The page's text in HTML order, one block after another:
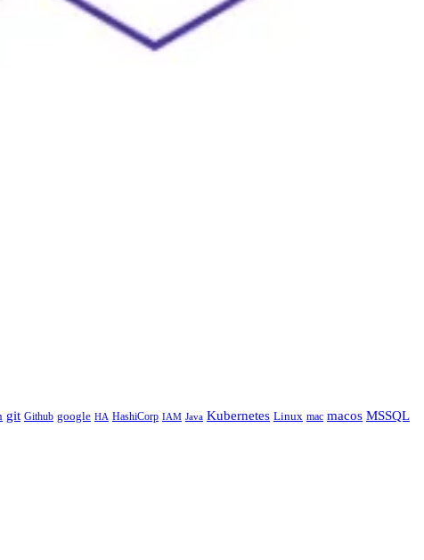
git Github google HA HashiCorp IAM Java Kubernetes Linux mac macos MSSQL